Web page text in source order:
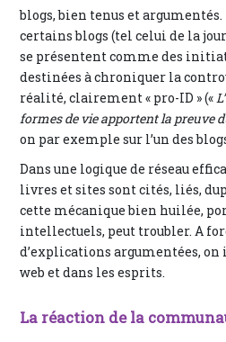
blogs, bien tenus et
certains blogs (tel celui de la
se présentent comme des
destinées à chroniquer la
réalité, clairement « pro-ID » («
formes de vie apportent la preuve
on par exemple sur l’un des
Dans une logique de réseau
livres et sites sont cités, liés,
cette mécanique bien huilée,
intellectuels, peut troubler. A
d’explications argumentées, on
web et dans les esprits.
La réaction de la